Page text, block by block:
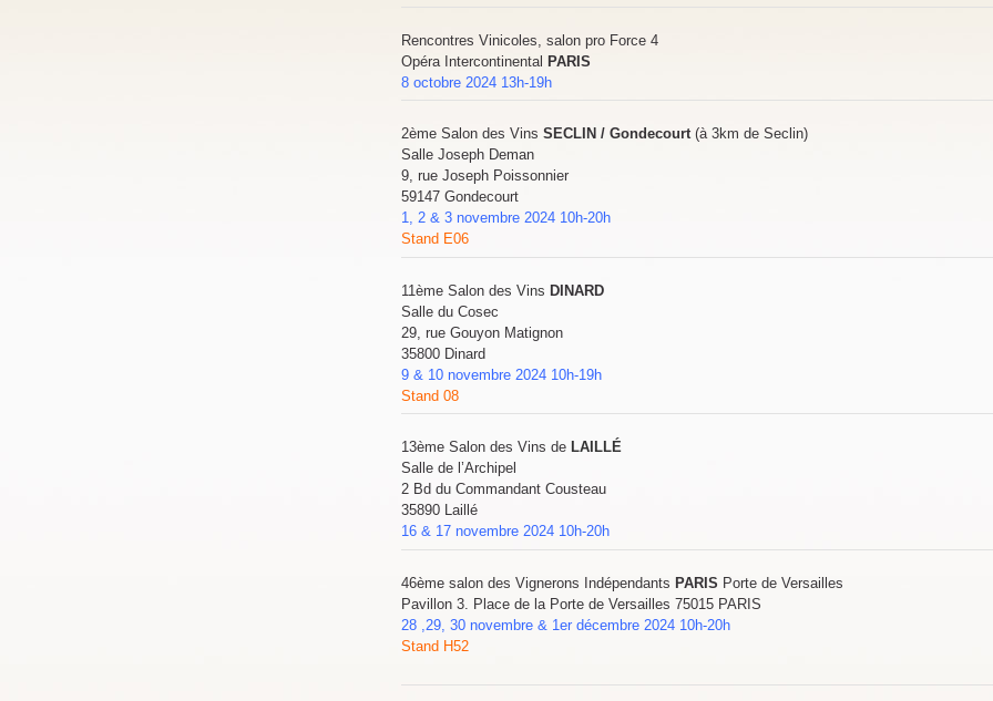
Rencontres Vinicoles, salon pro Force 4
Opéra Intercontinental PARIS
8 octobre 2024 13h-19h
2ème Salon des Vins SECLIN / Gondecourt (à 3km de Seclin)
Salle Joseph Deman
9, rue Joseph Poissonnier
59147 Gondecourt
1, 2 & 3 novembre 2024 10h-20h
Stand E06
11ème Salon des Vins DINARD
Salle du Cosec
29, rue Gouyon Matignon
35800 Dinard
9 & 10 novembre 2024 10h-19h
Stand 08
13ème Salon des Vins de LAILLÉ
Salle de l’Archipel
2 Bd du Commandant Cousteau
35890 Laillé
16 & 17 novembre 2024 10h-20h
46ème salon des Vignerons Indépendants PARIS Porte de Versailles
Pavillon 3. Place de la Porte de Versailles 75015 PARIS
28 ,29, 30 novembre & 1er décembre 2024 10h-20h
Stand H52